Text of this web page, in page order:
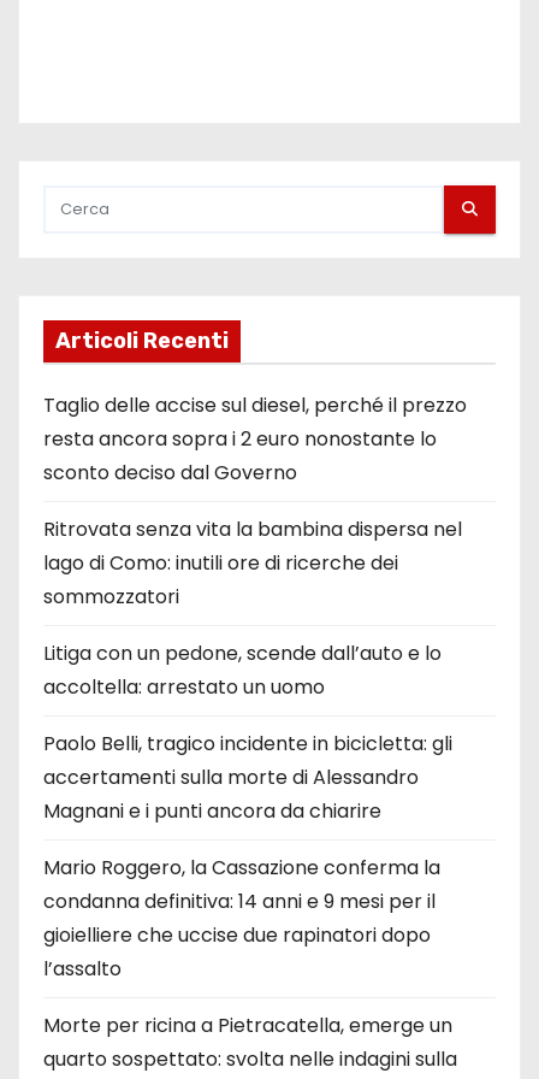
Articoli Recenti
Taglio delle accise sul diesel, perché il prezzo
resta ancora sopra i 2 euro nonostante lo
sconto deciso dal Governo
Ritrovata senza vita la bambina dispersa nel
lago di Como: inutili ore di ricerche dei
sommozzatori
Litiga con un pedone, scende dall’auto e lo
accoltella: arrestato un uomo
Paolo Belli, tragico incidente in bicicletta: gli
accertamenti sulla morte di Alessandro
Magnani e i punti ancora da chiarire
Mario Roggero, la Cassazione conferma la
condanna definitiva: 14 anni e 9 mesi per il
gioielliere che uccise due rapinatori dopo
l’assalto
Morte per ricina a Pietracatella, emerge un
quarto sospettato: svolta nelle indagini sulla